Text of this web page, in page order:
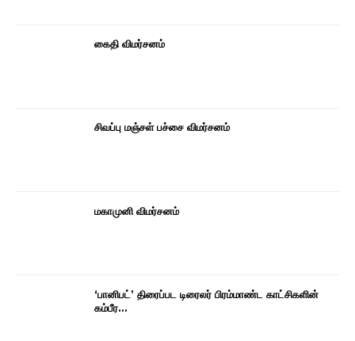
கைதி விமர்சனம்
சிவப்பு மஞ்சள் பச்சை விமர்சனம்
மகாமுனி விமர்சனம்
‘பானிபட்’ திரைப்பட டிரைலர் பிரம்மாண்ட காட்சிகளின்
கம்பீர…